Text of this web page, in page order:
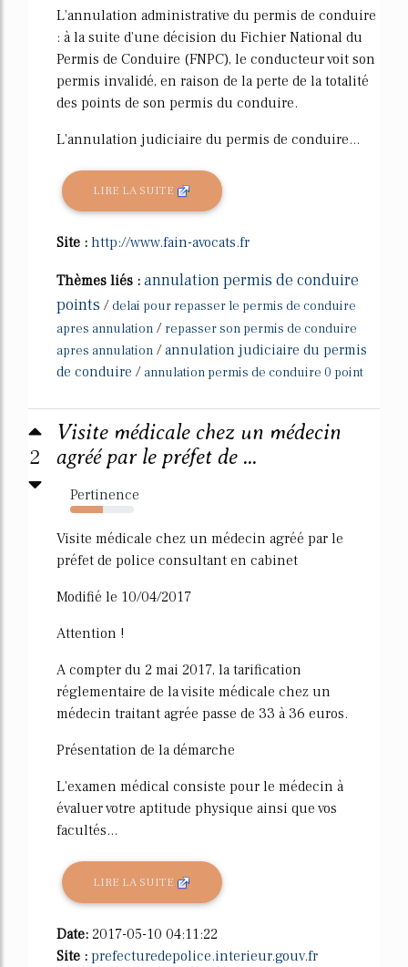
L'annulation administrative du permis de conduire
: à la suite d'une décision du Fichier National du
Permis de Conduire (FNPC), le conducteur voit son
permis invalidé, en raison de la perte de la totalité
des points de son permis du conduire.
L'annulation judiciaire du permis de conduire...
LIRE LA SUITE
Site : http://www.fain-avocats.fr
Thèmes liés : annulation permis de conduire
points / delai pour repasser le permis de conduire
apres annulation / repasser son permis de conduire
apres annulation /annulation judiciaire du permis
de conduire / annulation permis de conduire 0 point
2
Visite médicale chez un médecin
agréé par le préfet de ...
Pertinence
51%
Visite médicale chez un médecin agréé par le
préfet de police consultant en cabinet
Modifié le 10/04/2017
Attention !
A compter du 2 mai 2017, la tarification
réglementaire de la visite médicale chez un
médecin traitant agrée passe de 33 à 36 euros.
Présentation de la démarche
L'examen médical consiste pour le médecin à
évaluer votre aptitude physique ainsi que vos
facultés...
LIRE LA SUITE
Date: 2017-05-10 04:11:22
Site : prefecturedepolice.interieur.gouv.fr